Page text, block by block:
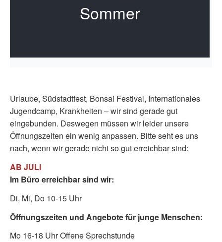
Sommer
Urlaube, Südstadtfest, Bonsai Festival, Internationales
Jugendcamp, Krankheiten – wir sind gerade gut
eingebunden. Deswegen müssen wir leider unsere
Öffnungszeiten ein wenig anpassen. Bitte seht es uns
nach, wenn wir gerade nicht so gut erreichbar sind:
AB JULI
Im Büro erreichbar sind wir:
Di, Mi, Do 10-15 Uhr
Öffnungszeiten und Angebote für junge Menschen:
Mo 16-18 Uhr Offene Sprechstunde